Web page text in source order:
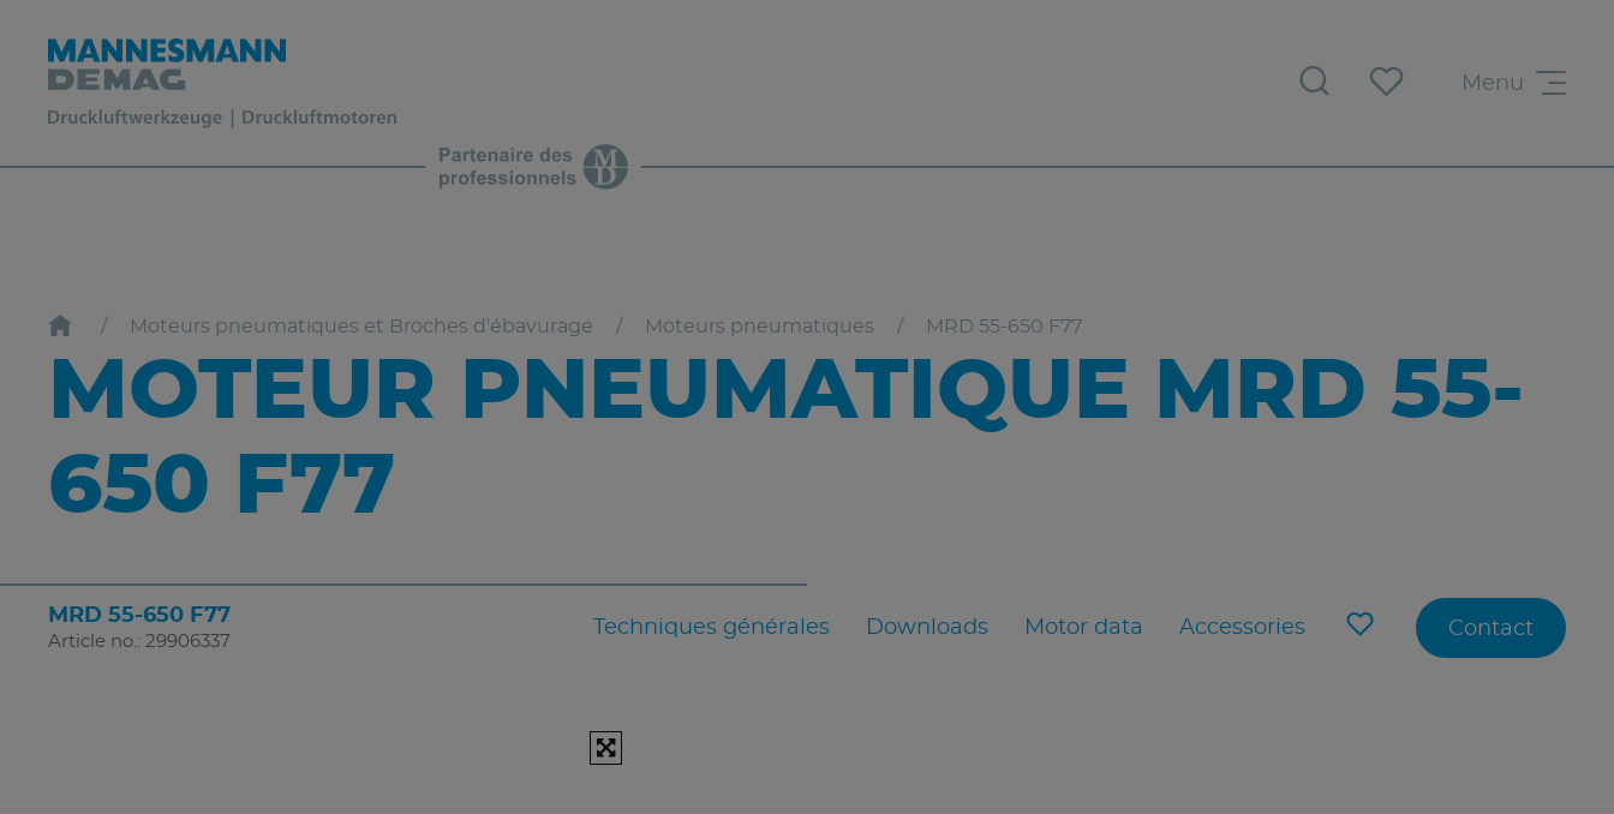
Menu
Moteurs pneumatiques et Broches d'ébavurage Moteurs pneumatiques MRD 55-650 F77
MOTEUR PNEUMATIQUE MRD 55-
650 F77
MRD 55-650 F77
Article no.: 29906337
Techniques générales Downloads Motor data Accessories Contact